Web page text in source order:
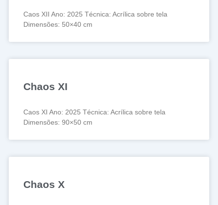
Caos XII Ano: 2025 Técnica: Acrílica sobre tela
Dimensões: 50×40 cm
Chaos XI
Caos XI Ano: 2025 Técnica: Acrílica sobre tela
Dimensões: 90×50 cm
Chaos X